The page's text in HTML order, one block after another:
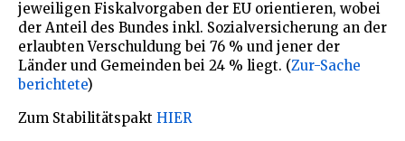
jeweiligen Fiskalvorgaben der EU orientieren, wobei
der Anteil des Bundes inkl. Sozialversicherung an der
erlaubten Verschuldung bei 76 % und jener der
Länder und Gemeinden bei 24 % liegt. (Zur-Sache
berichtete)
Zum Stabilitätspakt HIER